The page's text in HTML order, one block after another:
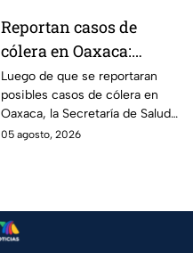
Reportan casos de
cólera en Oaxaca:
síntomas y las
principales formas de
contagio
Luego de que se reportaran
posibles casos de cólera en
Oaxaca, la Secretaría de Salud
del Estado pide tomar
05 agosto, 2026